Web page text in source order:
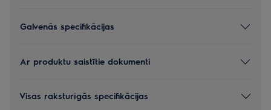
Galvenās specifikācijas
Ar produktu saistītie dokumenti
Visas raksturīgās specifikācijas